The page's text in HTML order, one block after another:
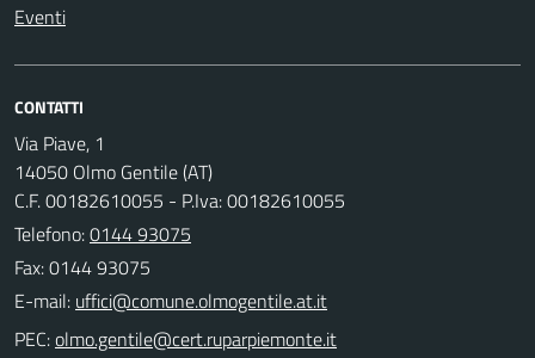
Eventi
CONTATTI
Via Piave, 1
14050 Olmo Gentile (AT)
C.F. 00182610055 - P.Iva: 00182610055
Telefono:0144 93075
Fax: 0144 93075
E-mail:
PEC: